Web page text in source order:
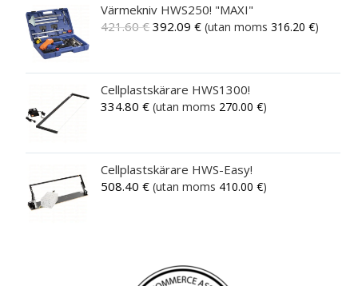
Värmekniv HWS250! "MAXI"
421.60€ 392.09€ (utan moms316.20€)
Cellplastskärare HWS1300!
334.80€ (utan moms 270.00€)
Cellplastskärare HWS-Easy!
508.40€ (utan moms 410.00€)